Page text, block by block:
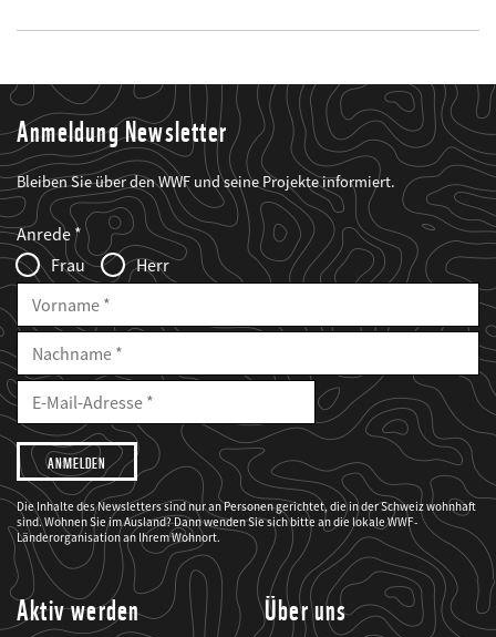
Anmeldung Newsletter
Bleiben Sie über den WWF und seine Projekte informiert.
Web2Case
Infofelder
Fieldset
anrede_name
Anrede
Frau
Herr
Vorname
Nachname
E-
Mailadresse
E-
Adresse
Ich
möchte,
dass
der
WWF
mich
über
seine
Projekte
informiert.
Die Inhalte des Newsletters sind nur an Personen gerichtet, die in der Schweiz wohnhaft
sind. Wohnen Sie im Ausland? Dann wenden Sie sich bitte an die lokale WWF-
Länderorganisation an Ihrem Wohnort.
Aktiv werden Über uns